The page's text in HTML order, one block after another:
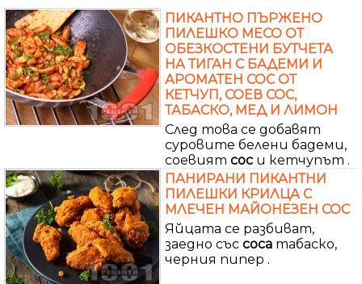
ПИКАНТНО ПЪРЖЕНО
ПИЛЕШКО МЕСО ОТ
ОБЕЗКОСТЕНИ БУТЧЕТА
НА ТИГАН С БАДЕМИ И
АРОМАТЕН СОС ОТ
КЕТЧУП, СОЕВ СОС,
ТАБАСКО, МЕД И ЛИМОН
След това се добавят
суровите белени бадеми,
соевият сос и кетчупът .
ПАНИРАНИ ПИКАНТНИ
ПИЛЕШКИ КРИЛЦА С
МЛЕЧЕН МАЙОНЕЗЕН СОС
Яйцата се разбиват,
заедно със соса табаско,
черния пипер .